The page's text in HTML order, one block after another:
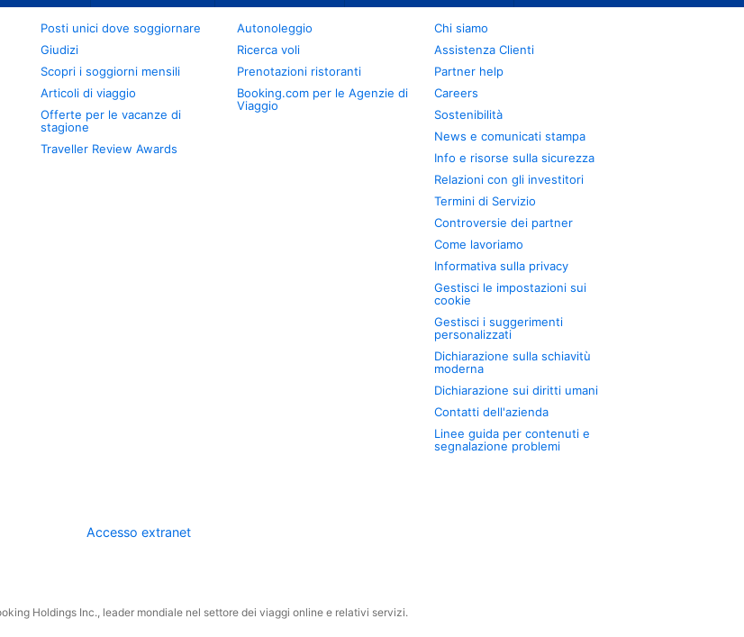
Posti unici dove soggiornare
Giudizi
Scopri i soggiorni mensili
Articoli di viaggio
Offerte per le vacanze di
stagione
Traveller Review Awards
Autonoleggio
Ricerca voli
Prenotazioni ristoranti
Booking.com per le Agenzie di
Viaggio
Chi siamo
Assistenza Clienti
Partner help
Careers
Sostenibilità
News e comunicati stampa
Info e risorse sulla sicurezza
Relazioni con gli investitori
Termini di Servizio
Controversie dei partner
Come lavoriamo
Informativa sulla privacy
Gestisci le impostazioni sui
cookie
Gestisci i suggerimenti
personalizzati
Dichiarazione sulla schiavitù
moderna
Dichiarazione sui diritti umani
Contatti dell'azienda
Linee guida per contenuti e
segnalazione problemi
Accesso extranet
Holdings Inc., leader mondiale nel settore dei viaggi online e relativi servizi.